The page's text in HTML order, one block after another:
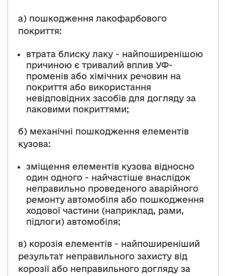
а) пошкодження лакофарбового
покриття:
втрата блиску лаку - найпоширенішою
причиною є тривалий вплив УФ-
променів або хімічних речовин на
покриття або використання
невідповідних засобів для догляду за
лаковими покриттями;
б) механічні пошкодження елементів
кузова:
зміщення елементів кузова відносно
один одного - найчастіше внаслідок
неправильно проведеного аварійного
ремонту автомобіля або пошкодження
ходової частини (наприклад, рами,
підлоги) автомобіля;
в) корозія елементів - найпоширеніший
результат неправильного захисту від
корозії або неправильного догляду за